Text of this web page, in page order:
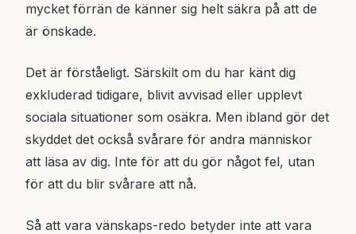
mycket förrän de känner sig helt säkra på att de
är önskade.
Det är förståeligt. Särskilt om du har känt dig
exkluderad tidigare, blivit avvisad eller upplevt
sociala situationer som osäkra. Men ibland gör det
skyddet det också svårare för andra människor
att läsa av dig. Inte för att du gör något fel, utan
för att du blir svårare att nå.
Så att vara vänskaps-redo betyder inte att vara